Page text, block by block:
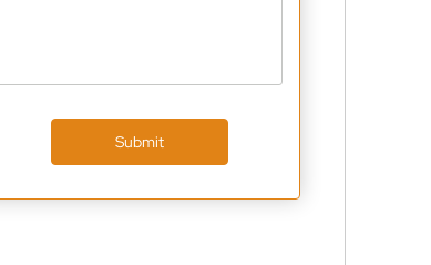
Submit